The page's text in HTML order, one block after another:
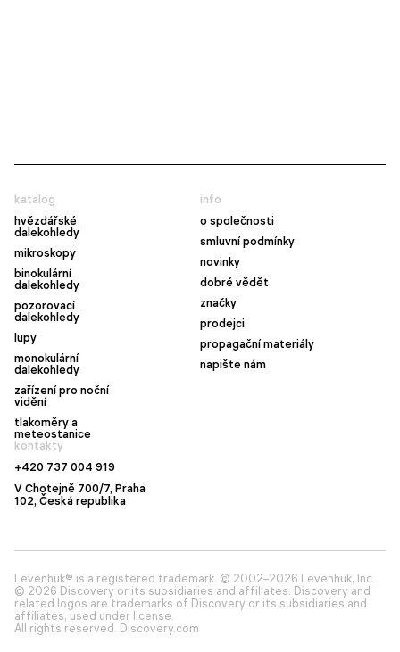
katalog
hvězdářské
dalekohledy
mikroskopy
binokulární
dalekohledy
pozorovací
dalekohledy
lupy
monokulární
dalekohledy
zařízení pro noční
vidění
tlakoměry a
meteostanice
info
o společnosti
smluvní podmínky
novinky
dobré vědět
značky
prodejci
propagační materiály
napište nám
kontakty
+420 737 004 919
V Chotejně 700/7, Praha
102, Česká republika
Levenhuk® is a registered trademark. © 2002–2026 Levenhuk, Inc.
© 2026 Discovery or its subsidiaries and affiliates. Discovery and
related logos are trademarks of Discovery or its subsidiaries and
affiliates, used under license.
All rights reserved. Discovery.com